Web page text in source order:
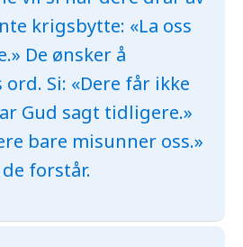
krigsbytte: «La oss
De ønsker å
Si: «Dere får ikke
Gud sagt tidligere.»
bare misunner oss.»
forstår.